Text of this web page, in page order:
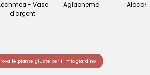
- Vase
d'argent
Aglaonema
le piante giuste per il mio giardino